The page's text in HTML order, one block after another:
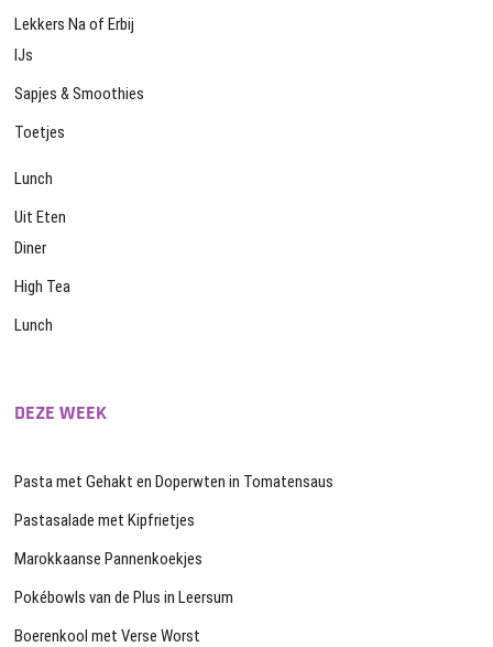
Lekkers Na of Erbij
IJs
Sapjes & Smoothies
Toetjes
Lunch
Uit Eten
Diner
High Tea
Lunch
DEZE WEEK
Pasta met Gehakt en Doperwten in Tomatensaus
Pastasalade met Kipfrietjes
Marokkaanse Pannenkoekjes
Pokébowls van de Plus in Leersum
Boerenkool met Verse Worst